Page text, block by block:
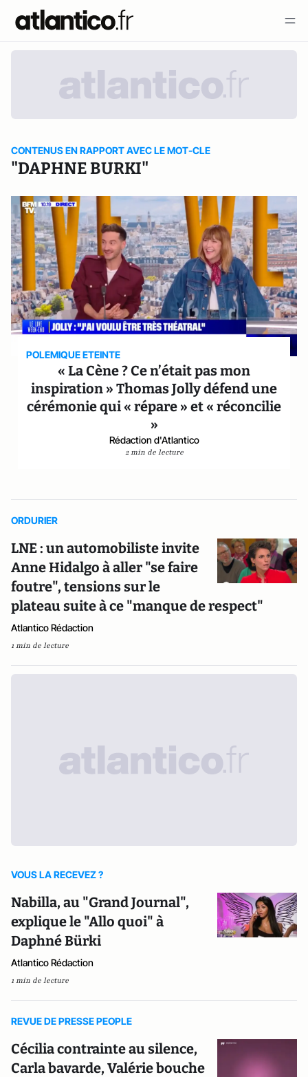
CONTENUS EN RAPPORT AVEC LE MOT-CLE
"DAPHNE BURKI"
POLEMIQUE ETEINTE
« La Cène ? Ce n’était pas mon
inspiration » Thomas Jolly défend une
cérémonie qui « répare » et « réconcilie
»
Rédaction d'Atlantico
2 min de lecture
ORDURIER
LNE : un automobiliste invite
Anne Hidalgo à aller "se faire
foutre", tensions sur le
plateau suite à ce "manque de respect"
Atlantico Rédaction
1 min de lecture
VOUS LA RECEVEZ ?
Nabilla, au "Grand Journal",
explique le "Allo quoi" à
Daphné Bürki
Atlantico Rédaction
1 min de lecture
REVUE DE PRESSE PEOPLE
Cécilia contrainte au silence,
Carla bavarde, Valérie bouche